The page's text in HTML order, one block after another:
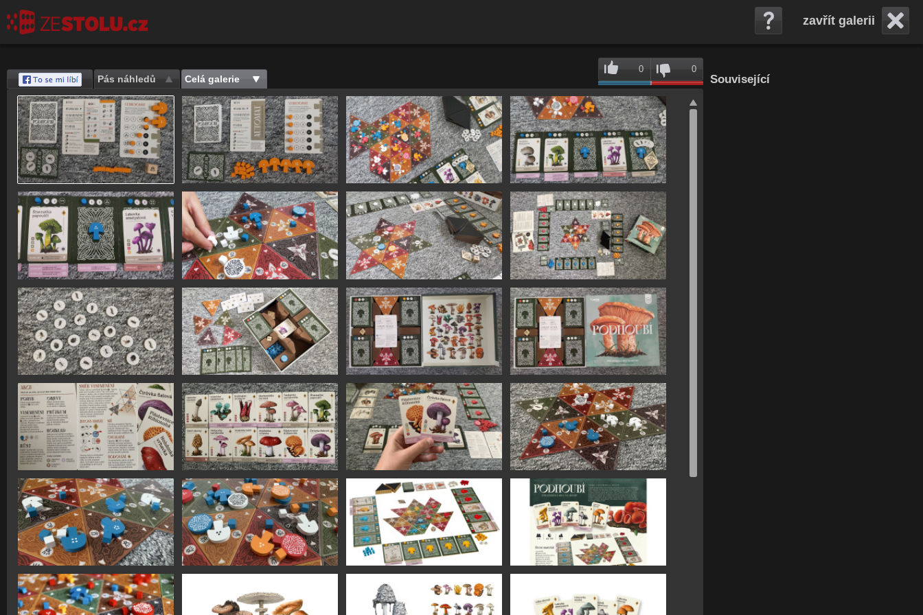
zavřít galerii
0 0
Pás náhledů Celá galerie
Save
Související